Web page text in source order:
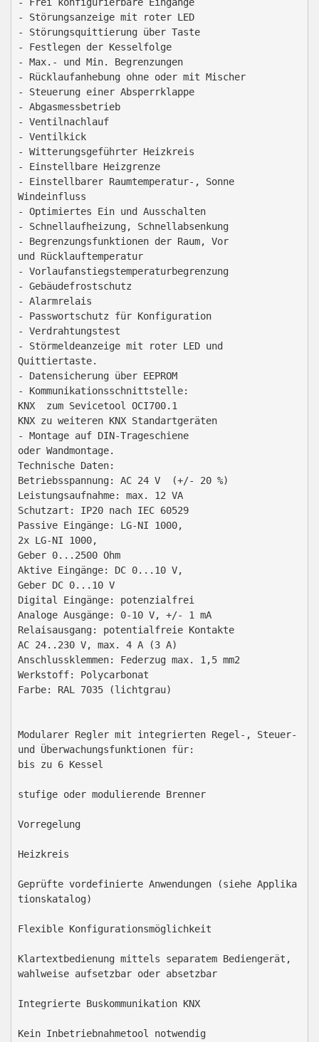
- Störungsanzeige mit roter LED
- Störungsquittierung über Taste
- Festlegen der Kesselfolge
- Max.- und Min. Begrenzungen
- Rücklaufanhebung ohne oder mit Mischer
- Steuerung einer Absperrklappe
- Abgasmessbetrieb
- Ventilnachlauf
- Ventilkick
- Witterungsgeführter Heizkreis
- Einstellbare Heizgrenze
- Einstellbarer Raumtemperatur-, Sonne
Windeinfluss
- Optimiertes Ein und Ausschalten
- Schnellaufheizung, Schnellabsenkung
- Begrenzungsfunktionen der Raum, Vor
und Rücklauftemperatur
- Vorlaufanstiegstemperaturbegrenzung
- Gebäudefrostschutz
- Alarmrelais
- Passwortschutz für Konfiguration
- Verdrahtungstest
- Störmeldeanzeige mit roter LED und
Quittiertaste.
- Datensicherung über EEPROM
- Kommunikationsschnittstelle:
KNX  zum Sevicetool OCI700.1
KNX zu weiteren KNX Standartgeräten
- Montage auf DIN-Trageschiene
oder Wandmontage.
Technische Daten:
Betriebsspannung: AC 24 V  (+/- 20 %)
Leistungsaufnahme: max. 12 VA
Schutzart: IP20 nach IEC 60529
Passive Eingänge: LG-NI 1000,
2x LG-NI 1000,
Geber 0...2500 Ohm
Aktive Eingänge: DC 0...10 V,
Geber DC 0...10 V
Digital Eingänge: potenzialfrei
Analoge Ausgänge: 0-10 V, +/- 1 mA
Relaisausgang: potentialfreie Kontakte
AC 24..230 V, max. 4 A (3 A)
Anschlussklemmen: Federzug max. 1,5 mm2
Werkstoff: Polycarbonat
Farbe: RAL 7035 (lichtgrau)
Modularer Regler mit integrierten Regel-, Steuer-
und Überwachungsfunktionen für:
bis zu 6 Kessel
stufige oder modulierende Brenner
Vorregelung
Heizkreis
Geprüfte vordefinierte Anwendungen (siehe Applika
tionskatalog)
Flexible Konfigurationsmöglichkeit
Klartextbedienung mittels separatem Bediengerät,
wahlweise aufsetzbar oder absetzbar
Integrierte Buskommunikation KNX
Kein Inbetriebnahmetool notwendig